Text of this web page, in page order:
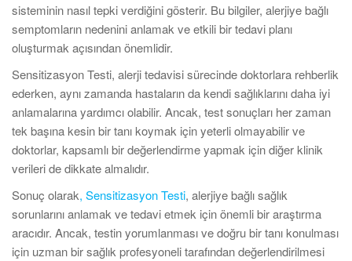
sisteminin nasıl tepki verdiğini gösterir. Bu bilgiler, alerjiye bağlı
semptomların nedenini anlamak ve etkili bir tedavi planı
oluşturmak açısından önemlidir.
Sensitizasyon Testi, alerji tedavisi sürecinde doktorlara rehberlik
ederken, aynı zamanda hastaların da kendi sağlıklarını daha iyi
anlamalarına yardımcı olabilir. Ancak, test sonuçları her zaman
tek başına kesin bir tanı koymak için yeterli olmayabilir ve
doktorlar, kapsamlı bir değerlendirme yapmak için diğer klinik
verileri de dikkate almalıdır.
Sonuç olarak, Sensitizasyon Testi, alerjiye bağlı sağlık
sorunlarını anlamak ve tedavi etmek için önemli bir araştırma
aracıdır. Ancak, testin yorumlanması ve doğru bir tanı konulması
için uzman bir sağlık profesyoneli tarafından değerlendirilmesi